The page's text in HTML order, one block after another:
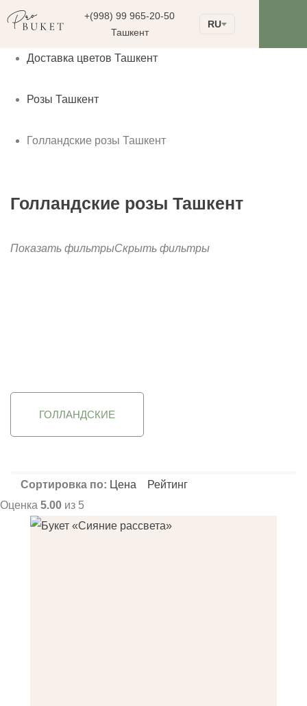
+(998) 99 965-20-50
Ташкент
RU
Доставка цветов Ташкент
Розы Ташкент
Голландские розы Ташкент
Голландские розы Ташкент
Показать фильтрыСкрыть фильтры
ГОЛЛАНДСКИЕ
Сортировка по: Цена
Рейтинг
Оценка 5.00 из 5